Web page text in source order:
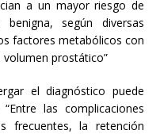
a un mayor riesgo de
benigna, según diversas
factores metabólicos con
prostático”
el diagnóstico puede
las complicaciones
frecuentes, la retención